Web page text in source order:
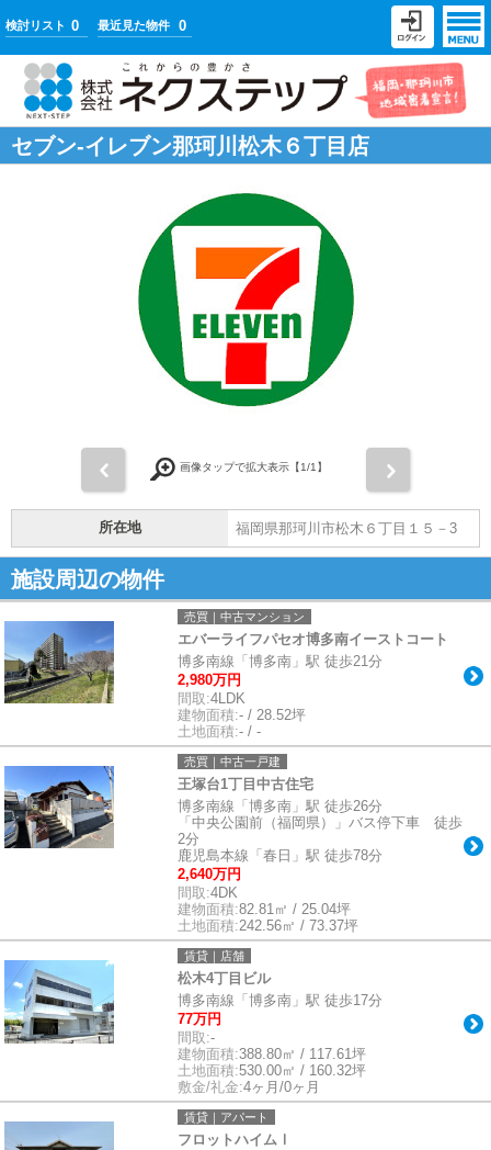
検討リスト 0 最近見た物件 0
セブン-イレブン那珂川松木６丁目店
画像タップで拡大表示【1/1】
所在地 福岡県那珂川市松木６丁目１５－3
施設周辺の物件
売買｜中古マンション
エバーライフパセオ博多南イーストコート
博多南線「博多南」駅 徒歩21分
2,980万円
間取:4LDK
建物面積:- / 28.52坪
土地面積:- / -
売買｜中古一戸建
王塚台1丁目中古住宅
博多南線「博多南」駅 徒歩26分
「中央公園前（福岡県）」バス停下車 徒歩
2分
鹿児島本線「春日」駅 徒歩78分
2,640万円
間取:4DK
建物面積:82.81㎡ / 25.04坪
土地面積:242.56㎡ / 73.37坪
賃貸｜店舗
松木4丁目ビル
博多南線「博多南」駅 徒歩17分
77万円
間取:-
建物面積:388.80㎡ / 117.61坪
土地面積:530.00㎡ / 160.32坪
敷金/礼金:4ヶ月/0ヶ月
賃貸｜アパート
フロットハイムⅠ